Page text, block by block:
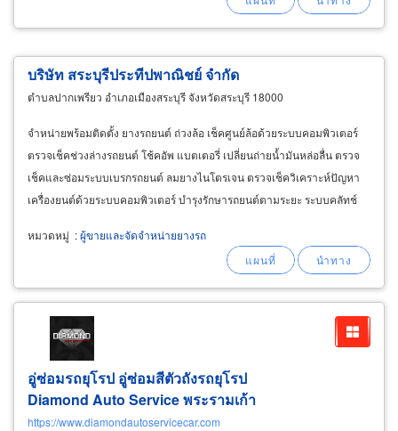
บริษัท สระบุรีประทีปพาณิชย์ จำกัด
ตำบลปากเพรียว อำเภอเมืองสระบุรี จังหวัดสระบุรี 18000
จำหน่ายพร้อมติดตั้ง ยางรถยนต์ ถ่วงล้อ เช็คศูนย์ล้อด้วยระบบคอมพิวเตอร์
ตรวจเช็คช่วงล่างรถยนต์ โช้คอัพ แบตเตอรี่ เปลี่ยนถ่ายน้ำมันหล่อลื่น ตรวจ
เช็คและซ่อมระบบเบรกรถยนต์ ลมยางไนโตรเจน ตรวจเช็ควิเคราะห์ปัญหา
เครื่องยนต์ด้วยระบบคอมพิวเตอร์ บำรุงรักษารถยนต์ตามระยะ ระบบคลัทช์
หมวดหมู่ :ผู้ขายและจัดจำหน่ายยางรถ
อู่ซ่อมรถยุโรป อู่ซ่อมสีตัวถังรถยุโรป
Diamond Auto Serviceพระรามเก้า
https://www.diamondautoservicecar.com